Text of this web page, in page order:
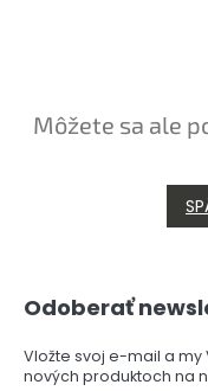
Môžete sa ale
Odoberať
Vložte svoj e-mail a
nových produktoch na